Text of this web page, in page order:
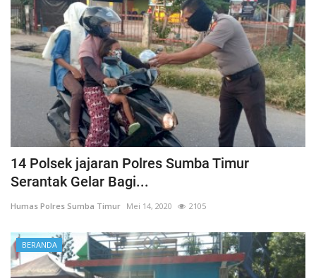
14 Polsek jajaran Polres Sumba Timur
Serantak Gelar Bagi...
Humas Polres Sumba Timur Mei 14, 2020 2105
BERANDA